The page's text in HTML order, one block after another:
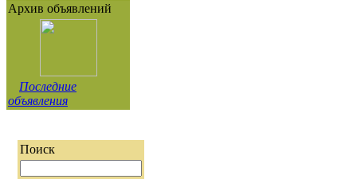
Архив объявлений
Последние
объявления
Поиск